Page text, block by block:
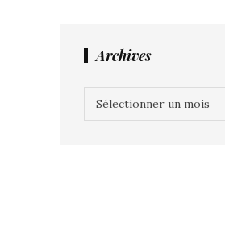
Archives